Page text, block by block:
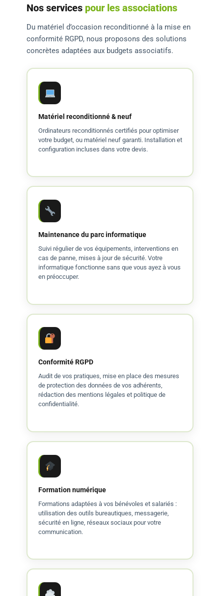
Nos services pour les associations
Du matériel d’occasion reconditionné à la mise en
conformité RGPD, nous proposons des solutions
concrètes adaptées aux budgets associatifs.
Matériel reconditionné & neuf
Ordinateurs reconditionnés certifiés pour optimiser
votre budget, ou matériel neuf garanti. Installation et
configuration incluses dans votre devis.
Maintenance du parc informatique
Suivi régulier de vos équipements, interventions en
cas de panne, mises à jour de sécurité. Votre
informatique fonctionne sans que vous ayez à vous
en préoccuper.
Conformité RGPD
Audit de vos pratiques, mise en place des mesures
de protection des données de vos adhérents,
rédaction des mentions légales et politique de
confidentialité.
Formation numérique
Formations adaptées à vos bénévoles et salariés :
utilisation des outils bureautiques, messagerie,
sécurité en ligne, réseaux sociaux pour votre
communication.